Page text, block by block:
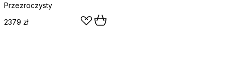
Przezroczysty
2379 zł